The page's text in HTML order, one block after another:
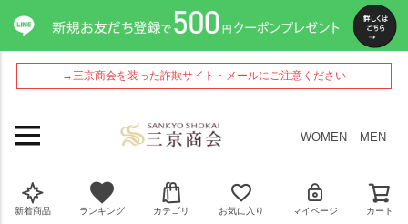
→三京商会を装った詐欺サイト・メールにご注意ください
WOMEN MEN
新着商品 ランキング カテゴリ お気に入り マイページ カート
ペー
ジト
ップ
へ